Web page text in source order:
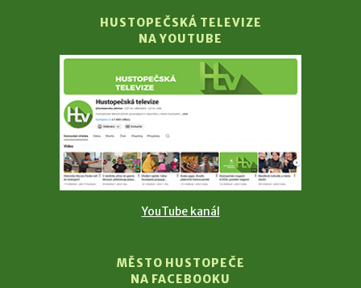
HUSTOPEČSKÁ TELEVIZE
NA YOUTUBE
YouTube kanál
MĚSTO HUSTOPEČE
NA FACEBOOKU